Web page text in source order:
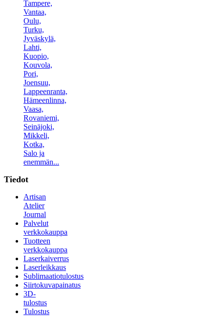
Tampere,
Vantaa,
Oulu,
Turku,
Jyväskylä,
Lahti,
Kuopio,
Kouvola,
Pori,
Joensuu,
Lappeenranta,
Hämeenlinna,
Vaasa,
Rovaniemi,
Seinäjoki,
Mikkeli,
Kotka,
Salo ja
enemmän...
Tiedot
Artisan
Atelier
Journal
Palvelut
verkkokauppa
Tuotteen
verkkokauppa
Laserkaiverrus
Laserleikkaus
Sublimaatiotulostus
Siirtokuvapainatus
3D-
tulostus
Tulostus